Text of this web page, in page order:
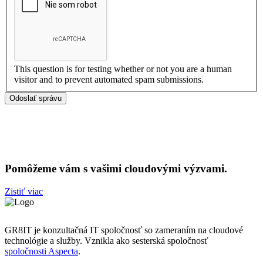
This question is for testing whether or not you are a human
visitor and to prevent automated spam submissions.
Pomôžeme vám s vašimi cloudovými výzvami.
Zistiť viac
GR8IT je konzultačná IT spoločnosť so zameraním na cloudové
technológie a služby. Vznikla ako sesterská spoločnosť
spoločnosti Aspecta.